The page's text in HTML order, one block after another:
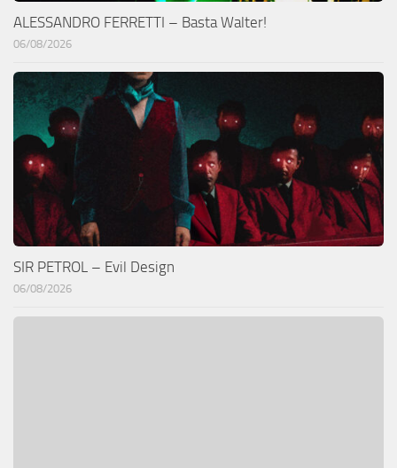
ALESSANDRO FERRETTI – Basta Walter!
06/08/2026
SIR PETROL – Evil Design
06/08/2026